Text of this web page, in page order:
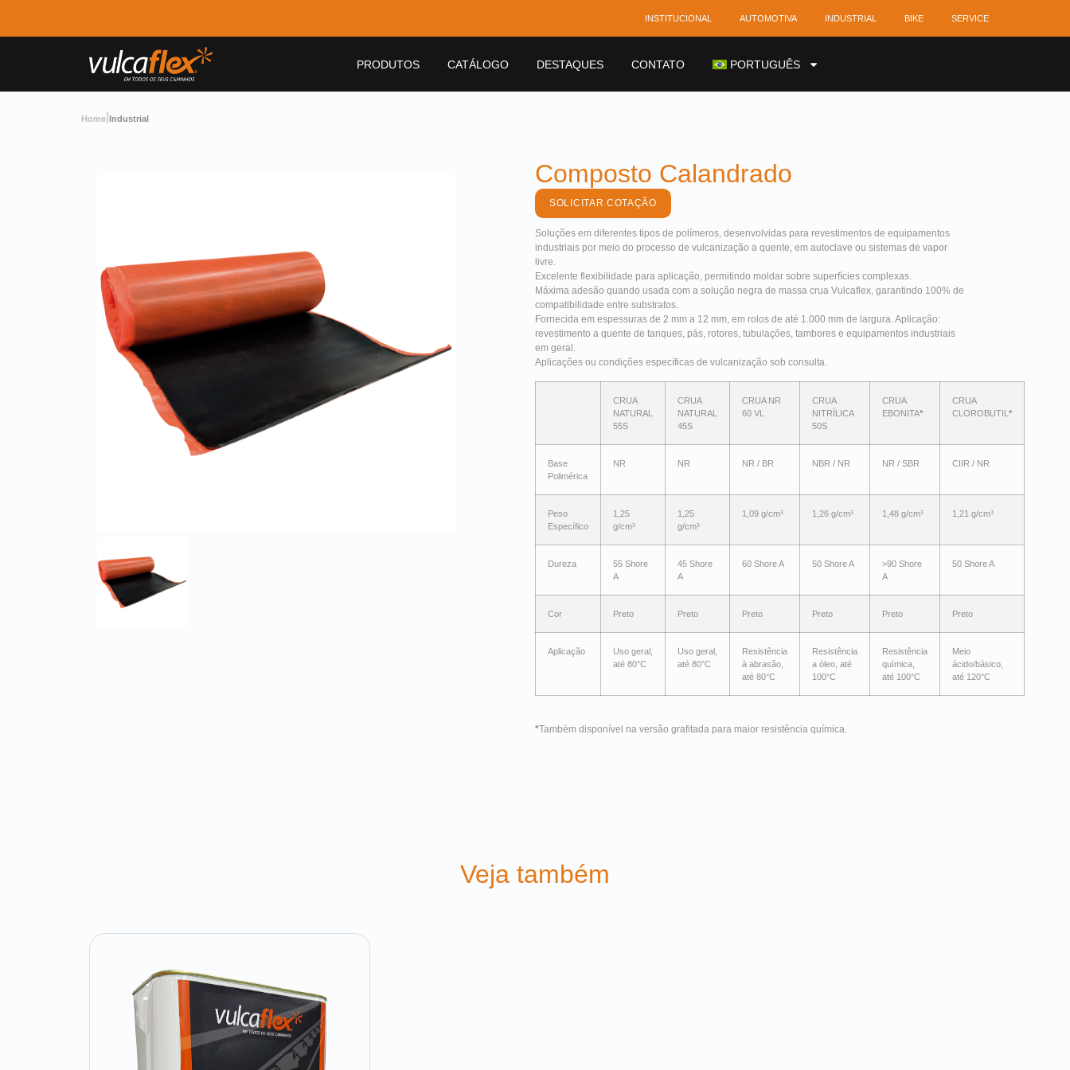
INSTITUCIONAL AUTOMOTIVA INDUSTRIAL BIKE SERVICE
PRODUTOS CATÁLOGO DESTAQUES CONTATO PORTUGUÊS
Home Industrial
Composto Calandrado
SOLICITAR COTAÇÃO
Soluções em diferentes tipos de polímeros, desenvolvidas para revestimentos de equipamentos
industriais por meio do processo de vulcanização a quente, em autoclave ou sistemas de vapor
livre.
Excelente flexibilidade para aplicação, permitindo moldar sobre superfícies complexas.
Máxima adesão quando usada com a solução negra de massa crua Vulcaflex, garantindo 100% de
compatibilidade entre substratos.
Fornecida em espessuras de 2 mm a 12 mm, em rolos de até 1.000 mm de largura. Aplicação:
revestimento a quente de tanques, pás, rotores, tubulações, tambores e equipamentos industriais
em geral.
Aplicações ou condições específicas de vulcanização sob consulta.
CRUA
NATURAL
55S
CRUA
NATURAL
45S
CRUA NR
60 VL
CRUA
NITRÍLICA
50S
CRUA
EBONITA*
CRUA
CLOROBUTIL *
Base
Polimérica
NR NR NR / BR NBR / NR NR / SBR CIIR / NR
Peso
Específico
1,25
g/cm³
1,25
g/cm³
1,09 g/cm³ 1,26 g/cm³ 1,48 g/cm³ 1,21 g/cm³
Dureza
55 Shore
A
45 Shore
A
60 Shore A 50 Shore A
>90 Shore
A
50 Shore A
Cor Preto Preto Preto Preto Preto Preto
Aplicação
Uso geral,
até 80°C
Uso geral,
até 80°C
Resistência
à abrasão,
até 80°C
Resistência
a óleo, até
100°C
Resistência
química,
até 100°C
Meio
ácido/básico,
até 120°C
*Também disponível na versão grafitada para maior resistência química.
Veja também